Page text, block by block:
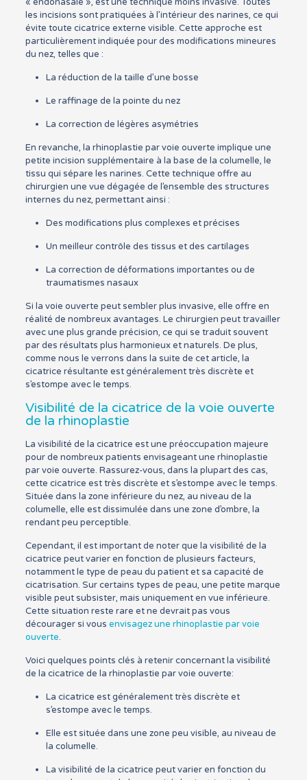
les incisions sont pratiquées à l’intérieur des narines, ce qui
évite toute cicatrice externe visible. Cette approche est
particulièrement indiquée pour des modifications mineures
du nez, telles que :
La réduction de la taille d’une bosse
Le raffinage de la pointe du nez
La correction de légères asymétries
En revanche, la rhinoplastie par voie ouverte implique une
petite incision supplémentaire à la base de la columelle, le
tissu qui sépare les narines. Cette technique offre au
chirurgien une vue dégagée de l’ensemble des structures
internes du nez, permettant ainsi :
Des modifications plus complexes et précises
Un meilleur contrôle des tissus et des cartilages
La correction de déformations importantes ou de
traumatismes nasaux
Si la voie ouverte peut sembler plus invasive, elle offre en
réalité de nombreux avantages. Le chirurgien peut travailler
avec une plus grande précision, ce qui se traduit souvent
par des résultats plus harmonieux et naturels. De plus,
comme nous le verrons dans la suite de cet article, la
cicatrice résultante est généralement très discrète et
s’estompe avec le temps.
Visibilité de la cicatrice de la voie ouverte
de la rhinoplastie
La visibilité de la cicatrice est une préoccupation majeure
pour de nombreux patients envisageant une rhinoplastie
par voie ouverte. Rassurez-vous, dans la plupart des cas,
cette cicatrice est très discrète et s’estompe avec le temps.
Située dans la zone inférieure du nez, au niveau de la
columelle, elle est dissimulée dans une zone d’ombre, la
rendant peu perceptible.
Cependant, il est important de noter que la visibilité de la
cicatrice peut varier en fonction de plusieurs facteurs,
notamment le type de peau du patient et sa capacité de
cicatrisation. Sur certains types de peau, une petite marque
visible peut subsister, mais uniquement en vue inférieure.
Cette situation reste rare et ne devrait pas vous
décourager si vous envisagez une rhinoplastie par voie
ouverte.
Voici quelques points clés à retenir concernant la visibilité
de la cicatrice de la rhinoplastie par voie ouverte:
La cicatrice est généralement très discrète et
s’estompe avec le temps.
Elle est située dans une zone peu visible, au niveau de
la columelle.
La visibilité de la cicatrice peut varier en fonction du